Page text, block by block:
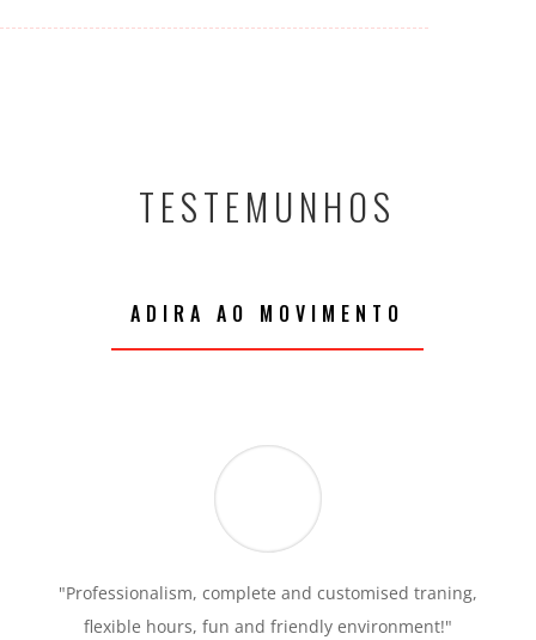
TESTEMUNHOS
ADIRA AO MOVIMENTO
"Professionalism, complete and customised traning,
flexible hours, fun and friendly environment!"